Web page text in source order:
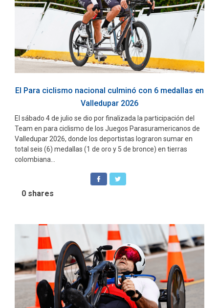
El Para ciclismo nacional culminó con 6 medallas en
Valledupar 2026
El sábado 4 de julio se dio por finalizada la participación del
Team en para ciclismo de los Juegos Parasuramericanos de
Valledupar 2026, donde los deportistas lograron sumar en
total seis (6) medallas (1 de oro y 5 de bronce) en tierras
colombiana...
0 shares